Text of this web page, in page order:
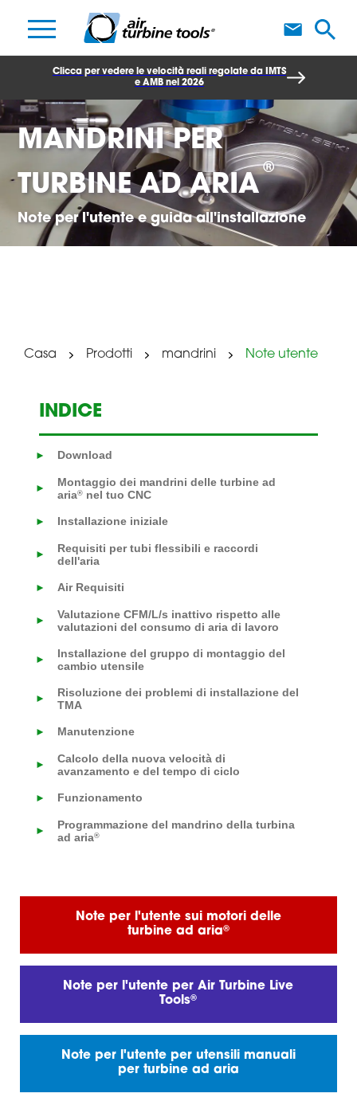
Clicca per vedere le velocità reali regolate da IMTS
e AMB nel 2026
MANDRINI PER
TURBINE AD ARIA
®
Note per l'utente e guida all'installazione
Casa Prodotti mandrini Note utente
INDICE
► Download
►
Montaggio dei mandrini delle turbine ad
aria®nel tuo CNC
► Installazione iniziale
►
Requisiti per tubi flessibili e raccordi
dell'aria
► Air Requisiti
►
Valutazione CFM/L/s inattivo rispetto alle
valutazioni del consumo di aria di lavoro
►
Installazione del gruppo di montaggio del
cambio utensile
►
Risoluzione dei problemi di installazione del
TMA
► Manutenzione
►
Calcolo della nuova velocità di
avanzamento e del tempo di ciclo
► Funzionamento
►
Programmazione del mandrino della turbina
ad aria®
Note per l'utente sui motori delle
turbine ad aria®
Note per l'utente per Air Turbine Live
Tools®
Note per l'utente per utensili manuali
per turbine ad aria